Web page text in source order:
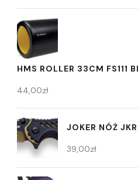
HMS ROLLER 33CM FS111
44,00zł
JOKER NÓŻ
39,00zł